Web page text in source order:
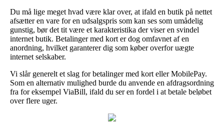
Du må lige meget hvad være klar over, at ifald en butik på nettet
afsætter en vare for en udsalgspris som kan ses som umådelig
gunstig, bør det tit være et karakteristika der viser en svindel
internet butik. Betalinger med kort er dog omfavnet af en
anordning, hvilket garanterer dig som køber overfor uægte
internet selskaber.
Vi slår generelt et slag for betalinger med kort eller MobilePay.
Som en alternativ mulighed burde du anvende en afdragsordning
fra for eksempel ViaBill, ifald du ser en fordel i at betale beløbet
over flere uger.